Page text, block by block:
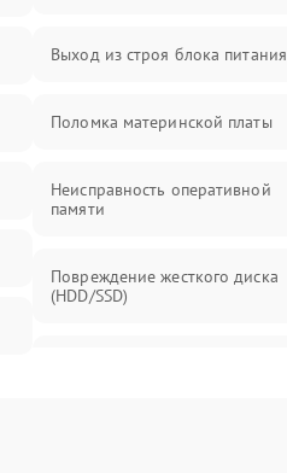
Выход из строя блока питания
Поломка материнской платы
Неисправность оперативной
памяти
Повреждение жесткого диска
(HDD/SSD)